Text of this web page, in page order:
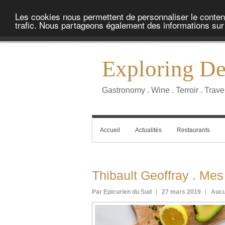
Les cookies nous permettent de personnaliser le
trafic. Nous partageons également des informations
Exploring
Gastronomy . Wine . Terroir .
Accueil Actualités Restaurants
Thibault Geoffray .
Par Epicurien du Sud 27 mars 2019